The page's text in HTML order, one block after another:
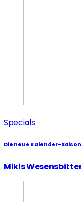
Specials
Die neue Kalender-
Mikis